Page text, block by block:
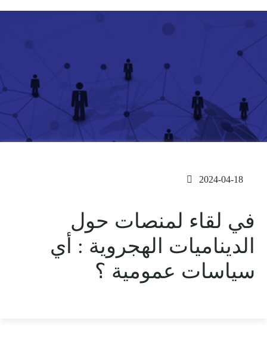
2024-04-18
في لقاء لمنصات حول
الديناميات الهجروية : أي
سياسات عمومية ؟